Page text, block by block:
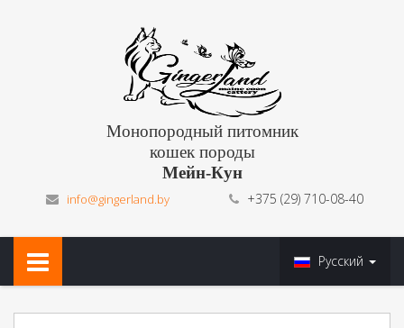
Монопородный питомник
кошек породы
Мейн-Кун
info@gingerland.by +375 (29) 710-08-40
Русский